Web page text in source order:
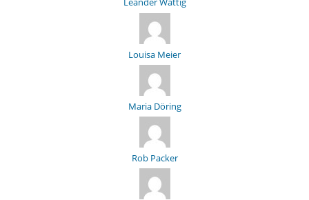
Louisa Meier
Maria Döring
Rob Packer